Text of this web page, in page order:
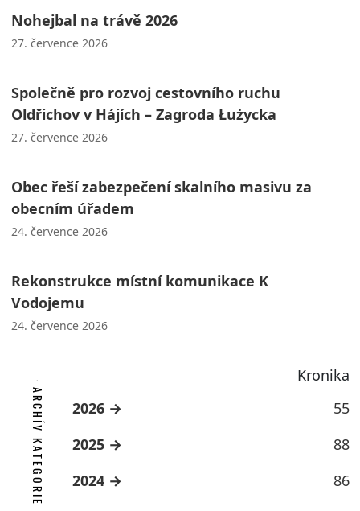
Nohejbal na trávě 2026
27. července 2026
Společně pro rozvoj cestovního ruchu
Oldřichov v Hájích – Zagroda Łużycka
27. července 2026
Obec řeší zabezpečení skalního masivu za
obecním úřadem
24. července 2026
Rekonstrukce místní komunikace K
Vodojemu
24. července 2026
Kronika
ARCHÍV KATEGORIE 2026
55
2025
88
2024
86